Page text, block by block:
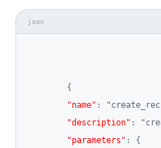
json
{
"name" :
"description" :
"parameters" :
{